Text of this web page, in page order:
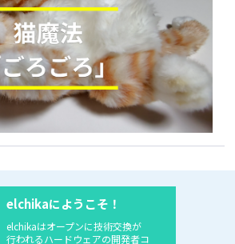
("Already initialized" );
("Not initialized"
);
println("Failed to create
elchikaにようこそ！
elchikaはオープンに技術交換が
行われるハードウェアの開発者コ